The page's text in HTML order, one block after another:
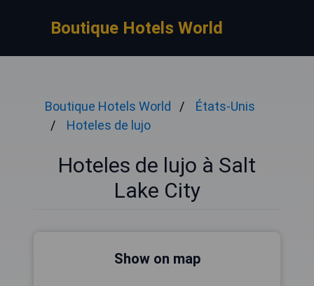
Boutique Hotels World
Boutique Hotels World
États-Unis
Hoteles de lujo
Hoteles de lujo à Salt
Lake City
Show on map